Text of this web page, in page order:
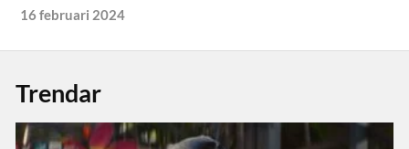
16 februari 2024
Trendar